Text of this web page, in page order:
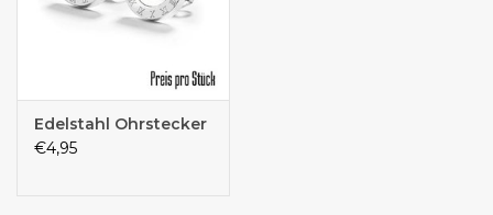
Edelstahl Ohrstecker
€4,95